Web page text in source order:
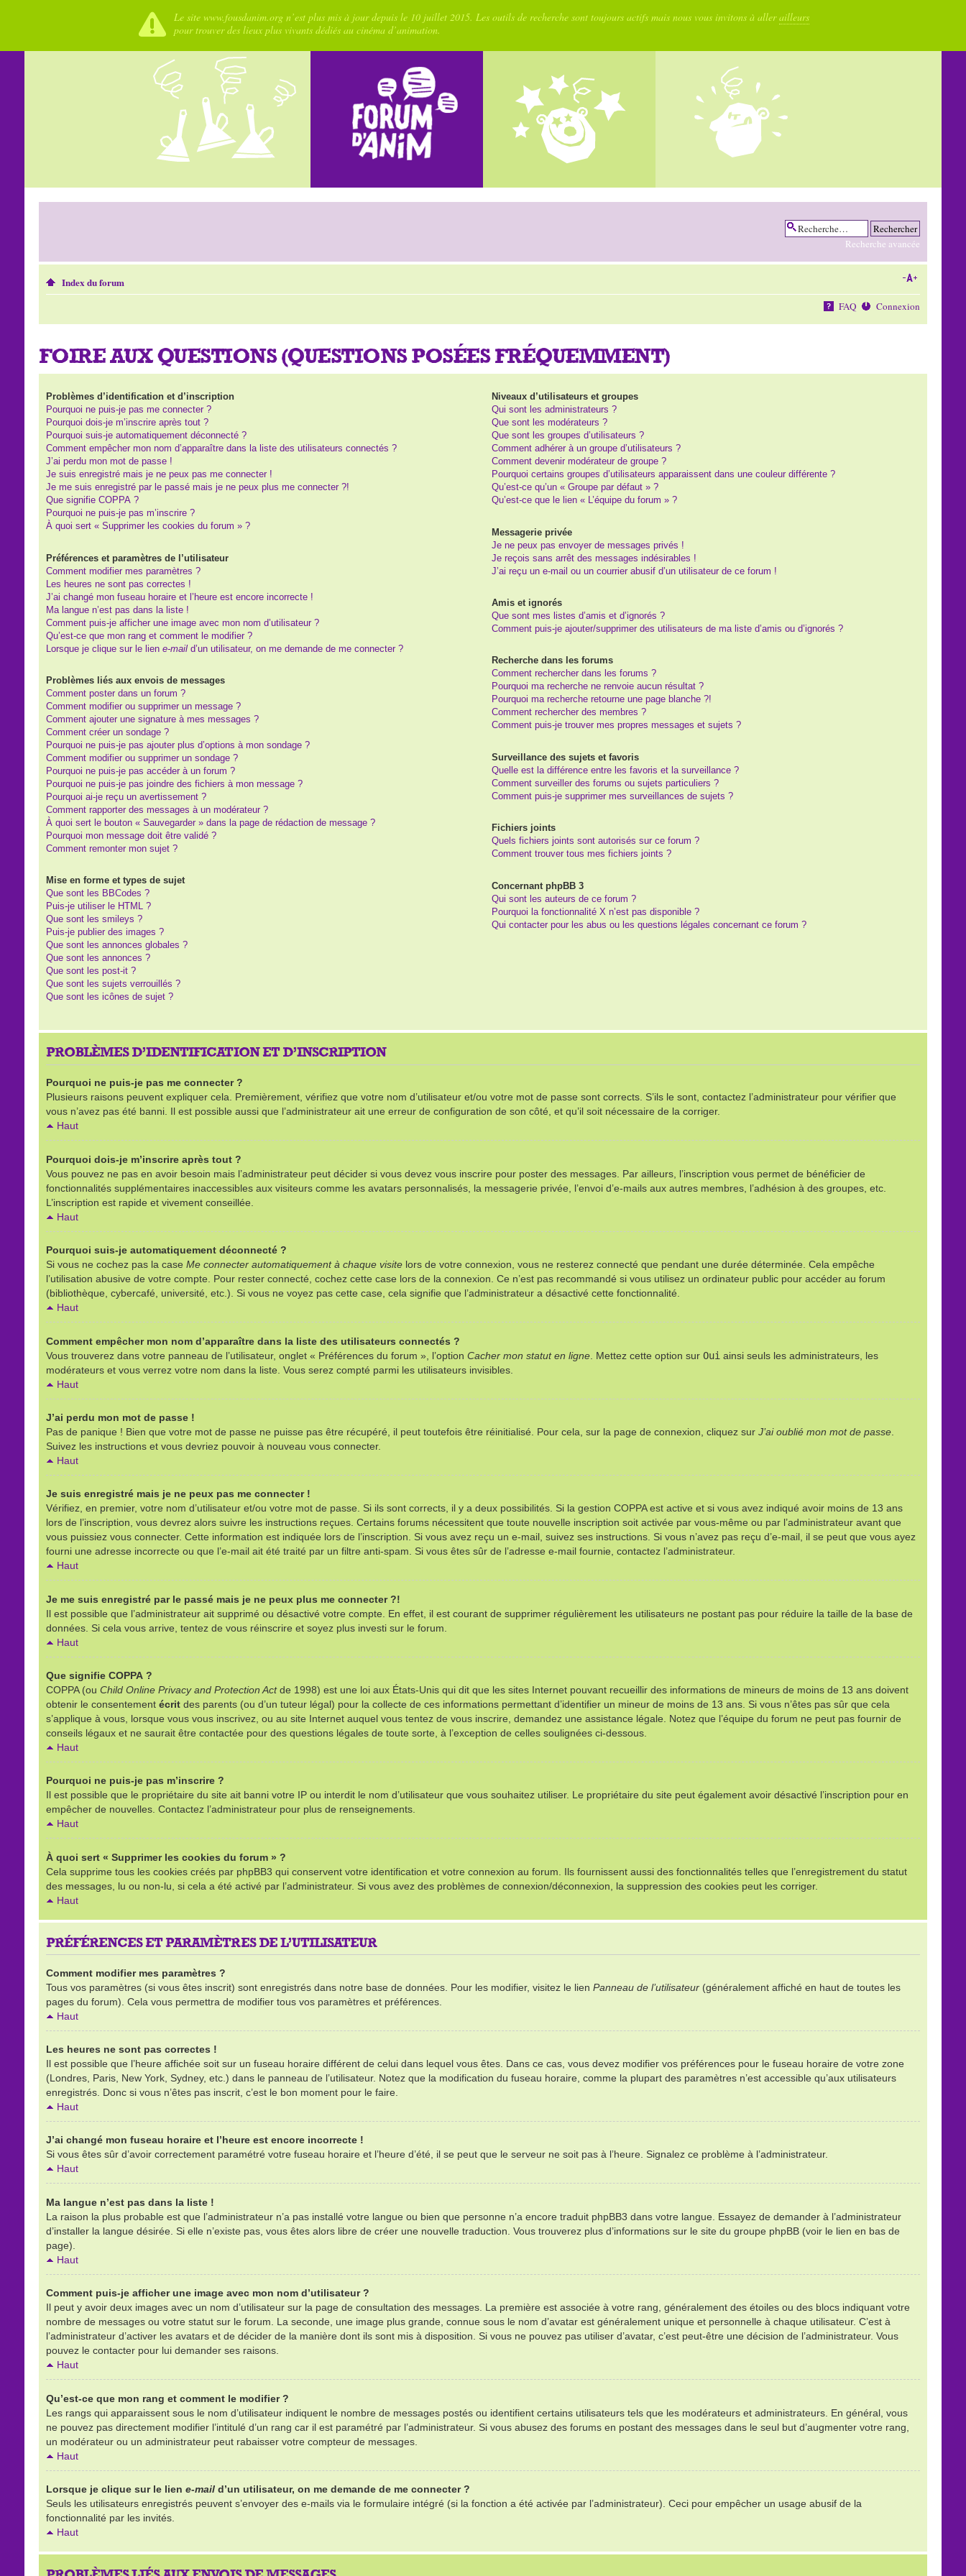
Le site www.fousdanim.org n’est plus mis à jour depuis le 10 juillet 2015. Les outils de recherche sont toujours actifs mais nous vous invitons à allerailleurs
pour trouver des lieux plus vivants dédiés au cinéma d’animation.
Recherche avancée
Index du forum
FAQ Connexion
FOIRE AUX QUESTIONS (QUESTIONS POSÉES FRÉQUEMMENT)
Problèmes d’identification et d’inscription
Pourquoi ne puis-je pas me connecter ?
Pourquoi dois-je m’inscrire après tout ?
Pourquoi suis-je automatiquement déconnecté ?
Comment empêcher mon nom d’apparaître dans la liste des utilisateurs connectés ?
J’ai perdu mon mot de passe !
Je suis enregistré mais je ne peux pas me connecter !
Je me suis enregistré par le passé mais je ne peux plus me connecter ?!
Que signifie COPPA ?
Pourquoi ne puis-je pas m’inscrire ?
À quoi sert « Supprimer les cookies du forum » ?
Préférences et paramètres de l’utilisateur
Comment modifier mes paramètres ?
Les heures ne sont pas correctes !
J’ai changé mon fuseau horaire et l’heure est encore incorrecte !
Ma langue n’est pas dans la liste !
Comment puis-je afficher une image avec mon nom d’utilisateur ?
Qu’est-ce que mon rang et comment le modifier ?
Lorsque je clique sur le lien e-maild’un utilisateur, on me demande de me connecter ?
Problèmes liés aux envois de messages
Comment poster dans un forum ?
Comment modifier ou supprimer un message ?
Comment ajouter une signature à mes messages ?
Comment créer un sondage ?
Pourquoi ne puis-je pas ajouter plus d’options à mon sondage ?
Comment modifier ou supprimer un sondage ?
Pourquoi ne puis-je pas accéder à un forum ?
Pourquoi ne puis-je pas joindre des fichiers à mon message ?
Pourquoi ai-je reçu un avertissement ?
Comment rapporter des messages à un modérateur ?
À quoi sert le bouton « Sauvegarder » dans la page de rédaction de message ?
Pourquoi mon message doit être validé ?
Comment remonter mon sujet ?
Mise en forme et types de sujet
Que sont les BBCodes ?
Puis-je utiliser le HTML ?
Que sont les smileys ?
Puis-je publier des images ?
Que sont les annonces globales ?
Que sont les annonces ?
Que sont les post-it ?
Que sont les sujets verrouillés ?
Que sont les icônes de sujet ?
Niveaux d’utilisateurs et groupes
Qui sont les administrateurs ?
Que sont les modérateurs ?
Que sont les groupes d’utilisateurs ?
Comment adhérer à un groupe d’utilisateurs ?
Comment devenir modérateur de groupe ?
Pourquoi certains groupes d’utilisateurs apparaissent dans une couleur différente ?
Qu’est-ce qu’un « Groupe par défaut » ?
Qu’est-ce que le lien « L’équipe du forum » ?
Messagerie privée
Je ne peux pas envoyer de messages privés !
Je reçois sans arrêt des messages indésirables !
J’ai reçu un e-mail ou un courrier abusif d’un utilisateur de ce forum !
Amis et ignorés
Que sont mes listes d’amis et d’ignorés ?
Comment puis-je ajouter/supprimer des utilisateurs de ma liste d’amis ou d’ignorés ?
Recherche dans les forums
Comment rechercher dans les forums ?
Pourquoi ma recherche ne renvoie aucun résultat ?
Pourquoi ma recherche retourne une page blanche ?!
Comment rechercher des membres ?
Comment puis-je trouver mes propres messages et sujets ?
Surveillance des sujets et favoris
Quelle est la différence entre les favoris et la surveillance ?
Comment surveiller des forums ou sujets particuliers ?
Comment puis-je supprimer mes surveillances de sujets ?
Fichiers joints
Quels fichiers joints sont autorisés sur ce forum ?
Comment trouver tous mes fichiers joints ?
Concernant phpBB 3
Qui sont les auteurs de ce forum ?
Pourquoi la fonctionnalité X n’est pas disponible ?
Qui contacter pour les abus ou les questions légales concernant ce forum ?
PROBLÈMES D’IDENTIFICATION ET D’INSCRIPTION
Pourquoi ne puis-je pas me connecter ?
Plusieurs raisons peuvent expliquer cela. Premièrement, vérifiez que votre nom d’utilisateur et/ou votre mot de passe sont corrects. S’ils le sont, contactez l’administrateur pour vérifier que
vous n’avez pas été banni. Il est possible aussi que l’administrateur ait une erreur de configuration de son côté, et qu’il soit nécessaire de la corriger.
Haut
Pourquoi dois-je m’inscrire après tout ?
Vous pouvez ne pas en avoir besoin mais l’administrateur peut décider si vous devez vous inscrire pour poster des messages. Par ailleurs, l’inscription vous permet de bénéficier de
fonctionnalités supplémentaires inaccessibles aux visiteurs comme les avatars personnalisés, la messagerie privée, l’envoi d’e-mails aux autres membres, l’adhésion à des groupes, etc.
L’inscription est rapide et vivement conseillée.
Haut
Pourquoi suis-je automatiquement déconnecté ?
Si vous ne cochez pas la case Me connecter automatiquement à chaque visitelors de votre connexion, vous ne resterez connecté que pendant une durée déterminée. Cela empêche
l’utilisation abusive de votre compte. Pour rester connecté, cochez cette case lors de la connexion. Ce n’est pas recommandé si vous utilisez un ordinateur public pour accéder au forum
(bibliothèque, cybercafé, université, etc.). Si vous ne voyez pas cette case, cela signifie que l’administrateur a désactivé cette fonctionnalité.
Haut
Comment empêcher mon nom d’apparaître dans la liste des utilisateurs connectés ?
Vous trouverez dans votre panneau de l’utilisateur, onglet « Préférences du forum », l’option Cacher mon statut en ligne. Mettez cette option sur Oui ainsi seuls les administrateurs, les
modérateurs et vous verrez votre nom dans la liste. Vous serez compté parmi les utilisateurs invisibles.
Haut
J’ai perdu mon mot de passe !
Pas de panique ! Bien que votre mot de passe ne puisse pas être récupéré, il peut toutefois être réinitialisé. Pour cela, sur la page de connexion, cliquez sur J’ai oublié mon mot de passe.
Suivez les instructions et vous devriez pouvoir à nouveau vous connecter.
Haut
Je suis enregistré mais je ne peux pas me connecter !
Vérifiez, en premier, votre nom d’utilisateur et/ou votre mot de passe. Si ils sont corrects, il y a deux possibilités. Si la gestion COPPA est active et si vous avez indiqué avoir moins de 13 ans
lors de l’inscription, vous devrez alors suivre les instructions reçues. Certains forums nécessitent que toute nouvelle inscription soit activée par vous-même ou par l’administrateur avant que
vous puissiez vous connecter. Cette information est indiquée lors de l’inscription. Si vous avez reçu un e-mail, suivez ses instructions. Si vous n’avez pas reçu d’e-mail, il se peut que vous ayez
fourni une adresse incorrecte ou que l’e-mail ait été traité par un filtre anti-spam. Si vous êtes sûr de l’adresse e-mail fournie, contactez l’administrateur.
Haut
Je me suis enregistré par le passé mais je ne peux plus me connecter ?!
Il est possible que l’administrateur ait supprimé ou désactivé votre compte. En effet, il est courant de supprimer régulièrement les utilisateurs ne postant pas pour réduire la taille de la base de
données. Si cela vous arrive, tentez de vous réinscrire et soyez plus investi sur le forum.
Haut
Que signifie COPPA ?
COPPA (ou Child Online Privacy and Protection Actde 1998) est une loi aux États-Unis qui dit que les sites Internet pouvant recueillir des informations de mineurs de moins de 13 ans doivent
obtenir le consentement écritdes parents (ou d’un tuteur légal) pour la collecte de ces informations permettant d’identifier un mineur de moins de 13 ans. Si vous n’êtes pas sûr que cela
s’applique à vous, lorsque vous vous inscrivez, ou au site Internet auquel vous tentez de vous inscrire, demandez une assistance légale. Notez que l’équipe du forum ne peut pas fournir de
conseils légaux et ne saurait être contactée pour des questions légales de toute sorte, à l’exception de celles soulignées ci-dessous.
Haut
Pourquoi ne puis-je pas m’inscrire ?
Il est possible que le propriétaire du site ait banni votre IP ou interdit le nom d’utilisateur que vous souhaitez utiliser. Le propriétaire du site peut également avoir désactivé l’inscription pour en
empêcher de nouvelles. Contactez l’administrateur pour plus de renseignements.
Haut
À quoi sert « Supprimer les cookies du forum » ?
Cela supprime tous les cookies créés par phpBB3 qui conservent votre identification et votre connexion au forum. Ils fournissent aussi des fonctionnalités telles que l’enregistrement du statut
des messages, lu ou non-lu, si cela a été activé par l’administrateur. Si vous avez des problèmes de connexion/déconnexion, la suppression des cookies peut les corriger.
Haut
PRÉFÉRENCES ET PARAMÈTRES DE L’UTILISATEUR
Comment modifier mes paramètres ?
Tous vos paramètres (si vous êtes inscrit) sont enregistrés dans notre base de données. Pour les modifier, visitez le lien Panneau de l’utilisateur(généralement affiché en haut de toutes les
pages du forum). Cela vous permettra de modifier tous vos paramètres et préférences.
Haut
Les heures ne sont pas correctes !
Il est possible que l’heure affichée soit sur un fuseau horaire différent de celui dans lequel vous êtes. Dans ce cas, vous devez modifier vos préférences pour le fuseau horaire de votre zone
(Londres, Paris, New York, Sydney, etc.) dans le panneau de l’utilisateur. Notez que la modification du fuseau horaire, comme la plupart des paramètres n’est accessible qu’aux utilisateurs
enregistrés. Donc si vous n’êtes pas inscrit, c’est le bon moment pour le faire.
Haut
J’ai changé mon fuseau horaire et l’heure est encore incorrecte !
Si vous êtes sûr d’avoir correctement paramétré votre fuseau horaire et l’heure d’été, il se peut que le serveur ne soit pas à l’heure. Signalez ce problème à l’administrateur.
Haut
Ma langue n’est pas dans la liste !
La raison la plus probable est que l’administrateur n’a pas installé votre langue ou bien que personne n’a encore traduit phpBB3 dans votre langue. Essayez de demander à l’administrateur
d’installer la langue désirée. Si elle n’existe pas, vous êtes alors libre de créer une nouvelle traduction. Vous trouverez plus d’informations sur le site du groupe phpBB (voir le lien en bas de
page).
Haut
Comment puis-je afficher une image avec mon nom d’utilisateur ?
Il peut y avoir deux images avec un nom d’utilisateur sur la page de consultation des messages. La première est associée à votre rang, généralement des étoiles ou des blocs indiquant votre
nombre de messages ou votre statut sur le forum. La seconde, une image plus grande, connue sous le nom d’avatar est généralement unique et personnelle à chaque utilisateur. C’est à
l’administrateur d’activer les avatars et de décider de la manière dont ils sont mis à disposition. Si vous ne pouvez pas utiliser d’avatar, c’est peut-être une décision de l’administrateur. Vous
pouvez le contacter pour lui demander ses raisons.
Haut
Qu’est-ce que mon rang et comment le modifier ?
Les rangs qui apparaissent sous le nom d’utilisateur indiquent le nombre de messages postés ou identifient certains utilisateurs tels que les modérateurs et administrateurs. En général, vous
ne pouvez pas directement modifier l’intitulé d’un rang car il est paramétré par l’administrateur. Si vous abusez des forums en postant des messages dans le seul but d’augmenter votre rang,
un modérateur ou un administrateur peut rabaisser votre compteur de messages.
Haut
Lorsque je clique sur le lien e-maild’un utilisateur, on me demande de me connecter ?
Seuls les utilisateurs enregistrés peuvent s’envoyer des e-mails via le formulaire intégré (si la fonction a été activée par l’administrateur). Ceci pour empêcher un usage abusif de la
fonctionnalité par les invités.
Haut